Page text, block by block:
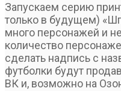
Запускаем серию
только в будущем)
много персонажей и
количество
сделать надпись с
футболки будут
ВК и, возможно на